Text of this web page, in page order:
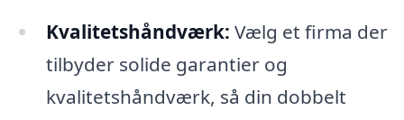
Kvalitetshåndværk: Vælg et firma der
tilbyder solide garantier og
kvalitetshåndværk, så din dobbelt